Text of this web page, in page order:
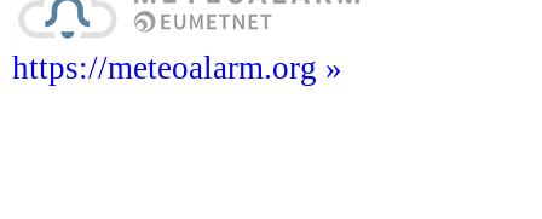
https://meteoalarm.org »